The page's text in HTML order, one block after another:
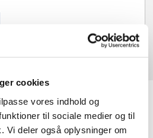
cookies
vores indhold og
til sociale medier og til
Vi deler også oplysninger om